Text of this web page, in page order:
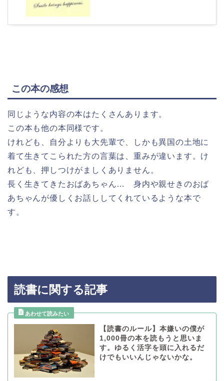
この本の感想
同じような内容の本はたくさんあります。
この本も他の本同様です。
けれども、自分よりも大先輩で、しかも異国の土地に
着て生きてこられた方の言葉は、重みが違います。け
れども、押しつけがましくありません。
長く生きてきたおばあちゃん… 身内や親せきのおば
あちゃんが優しくお話ししてくれているような本で
す。
読書に関する記事
【読書のルール】本嫌いの僕が
1,000冊の本を読もうと思いま
す。ゆるく活字を頭に入れるだ
けでもいいんじゃないかな。